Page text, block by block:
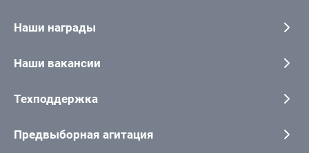
Наши награды
Наши вакансии
Техподдержка
Предвыборная агитация